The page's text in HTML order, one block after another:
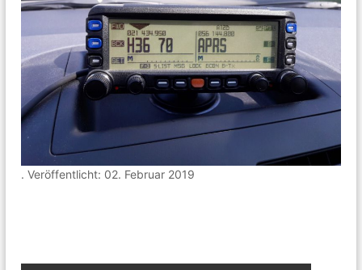
. Veröffentlicht: 02. Februar 2019